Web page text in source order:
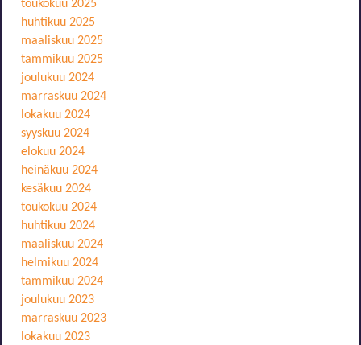
toukokuu 2025
huhtikuu 2025
maaliskuu 2025
tammikuu 2025
joulukuu 2024
marraskuu 2024
lokakuu 2024
syyskuu 2024
elokuu 2024
heinäkuu 2024
kesäkuu 2024
toukokuu 2024
huhtikuu 2024
maaliskuu 2024
helmikuu 2024
tammikuu 2024
joulukuu 2023
marraskuu 2023
lokakuu 2023